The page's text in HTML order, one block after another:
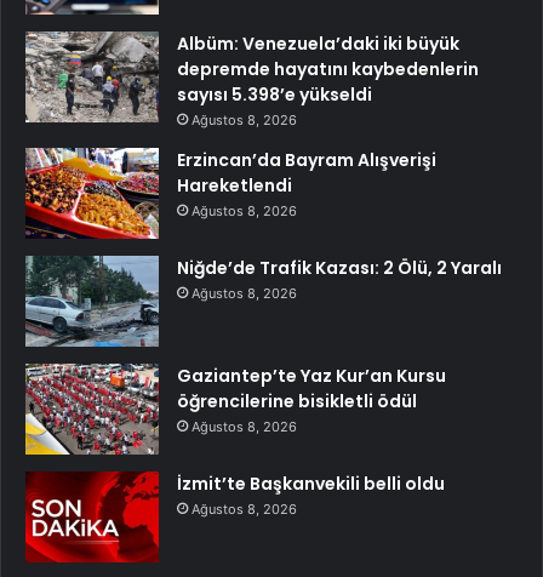
Albüm: Venezuela’daki iki büyük
depremde hayatını kaybedenlerin
sayısı 5.398’e yükseldi
Ağustos 8, 2026
Erzincan’da Bayram Alışverişi
Hareketlendi
Ağustos 8, 2026
Niğde’de Trafik Kazası: 2 Ölü, 2 Yaralı
Ağustos 8, 2026
Gaziantep’te Yaz Kur’an Kursu
öğrencilerine bisikletli ödül
Ağustos 8, 2026
İzmit’te Başkanvekili belli oldu
Ağustos 8, 2026